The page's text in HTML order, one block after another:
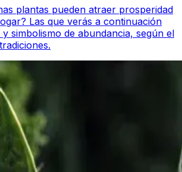
plantas pueden atraer prosperidad
Las que verás a continuación
simbolismo de abundancia, según el